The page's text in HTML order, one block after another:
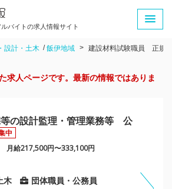
バイトの求人情報サイト
設計・土木 飯伊地域 建設材料試験職員 正規
求人ページです。最新の情報ではありま
の設計監理・管理業務等 公
中
月給217,500円〜333,100円
木
団体職員・公務員